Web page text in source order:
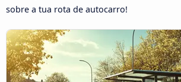
sobre a tua rota de autocarro!